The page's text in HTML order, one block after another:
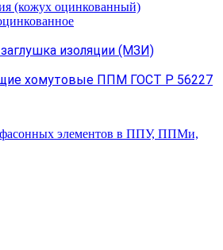
(кожух оцинкованный)
изоляции (МЗИ)
хомутовые ППМ ГОСТ Р 56227
фасонных элементов в ППУ, ППМи,